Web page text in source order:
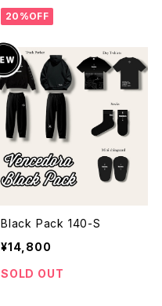
20%OFF
Black Pack 140-S
¥14,800
SOLD OUT